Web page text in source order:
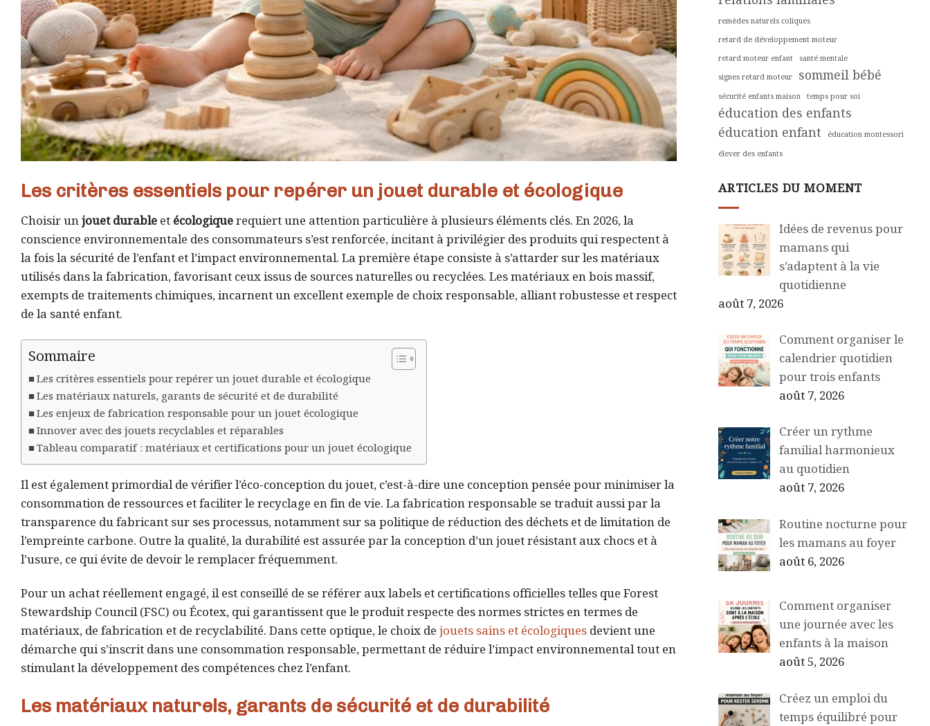
Les critères essentiels pour repérer un jouet durable et écologique
Choisir unjouet durable et écologiquerequiert une attention particulière à plusieurs éléments clés. En 2026, la
conscience environnementale des consommateurs s’est renforcée, incitant à privilégier des produits qui respectent à
la fois la sécurité de l’enfant et l’impact environnemental. La première étape consiste à s’attarder sur les matériaux
utilisés dans la fabrication, favorisant ceux issus de sources naturelles ou recyclées. Les matériaux en bois massif,
exempts de traitements chimiques, incarnent un excellent exemple de choix responsable, alliant robustesse et respect
de la santé enfant.
Sommaire
Les critères essentiels pour repérer un jouet durable et écologique
Les matériaux naturels, garants de sécurité et de durabilité
Les enjeux de fabrication responsable pour un jouet écologique
Innover avec des jouets recyclables et réparables
Tableau comparatif : matériaux et certifications pour un jouet écologique
Il est également primordial de vérifier l’éco-conception du jouet, c’est-à-dire une conception pensée pour minimiser la
consommation de ressources et faciliter le recyclage en fin de vie. La fabrication responsable se traduit aussi par la
transparence du fabricant sur ses processus, notamment sur sa politique de réduction des déchets et de limitation de
l’empreinte carbone. Outre la qualité, la durabilité est assurée par la conception d’un jouet résistant aux chocs et à
l’usure, ce qui évite de devoir le remplacer fréquemment.
Pour un achat réellement engagé, il est conseillé de se référer aux labels et certifications officielles telles que Forest
Stewardship Council (FSC) ou Écotex, qui garantissent que le produit respecte des normes strictes en termes de
matériaux, de fabrication et de recyclabilité. Dans cette optique, le choix de jouets sains et écologiques devient une
démarche qui s’inscrit dans une consommation responsable, permettant de réduire l’impact environnemental tout en
stimulant la développement des compétences chez l’enfant.
Les matériaux naturels, garants de sécurité et de durabilité
remèdes naturels coliques
retard de développement moteur
retard moteur enfant
santé mentale
signes retard moteur
sommeil bébé
sécurité enfants maison temps pour soi
éducation des enfants
éducation enfant
éducation montessori
élever des enfants
ARTICLES DU MOMENT
Idées de revenus pour
mamans qui
s’adaptent à la vie
quotidienne
août 7, 2026
Comment organiser le
calendrier quotidien
pour trois enfants
août 7, 2026
Créer un rythme
familial harmonieux
au quotidien
août 7, 2026
Routine nocturne pour
les mamans au foyer
août 6, 2026
Comment organiser
une journée avec les
enfants à la maison
août 5, 2026
Créez un emploi du
temps équilibré pour